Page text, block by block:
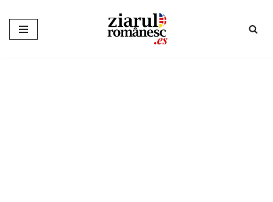
Sari